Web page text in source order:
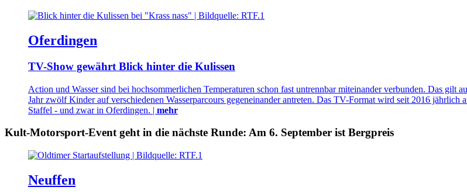
Oferdingen
TV-Show gewährt Blick hinter die Kulissen
Action und Wasser sind bei hochsommerlichen Temperaturen schon fast untrennbar miteinander verbunden. Das gilt
Jahr zwölf Kinder auf verschiedenen Wasserparcours gegeneinander antreten. Das TV-Format wird seit 2016
Staffel - und zwar in Oferdingen. | mehr
Kult-Motorsport-Event geht in die nächste Runde: Am 6. September ist Bergpreis
Neuffen